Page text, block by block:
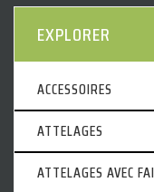
EXPLORER
ACCESSOIRES
ATTELAGES
ATTELAGES AVEC